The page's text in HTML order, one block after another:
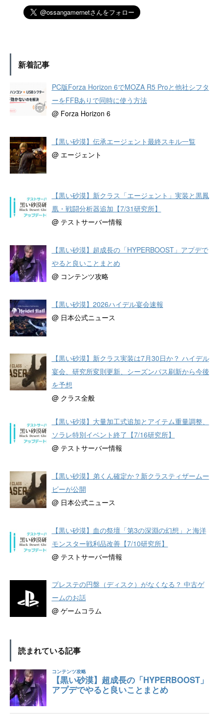
新着記事
PC版Forza Horizon 6でMOZA R5 Proと他社シフタ
ーをFFBありで同時に使う方法
@ Forza Horizon 6
【黒い砂漠】伝承エージェント最終スキル一覧
@ エージェント
【黒い砂漠】新クラス「エージェント」実装と黒鳳
凰・戦闘分析器追加【7/31研究所】
@ テストサーバー情報
【黒い砂漠】超成長の「HYPERBOOST」アプデで
やると良いことまとめ
@ コンテンツ攻略
【黒い砂漠】2026ハイデル宴会速報
@ 日本公式ニュース
【黒い砂漠】新クラス実装は7月30日か？ ハイデル
宴会、研究所変則更新、シーズンパス刷新から今後
を予想
@ クラス全般
【黒い砂漠】大量加工式追加とアイテム重量調整、
ソラレ特別イベント終了【7/16研究所】
@ テストサーバー情報
【黒い砂漠】弟くん確定か？新クラスティザームー
ビーが公開
@ 日本公式ニュース
【黒い砂漠】血の祭壇「第3の深淵の幻想」と海洋
モンスター戦利品改善【7/10研究所】
@ テストサーバー情報
プレステの円盤（ディスク）がなくなる？ 中古ゲ
ームのお話
@ ゲームコラム
読まれている記事